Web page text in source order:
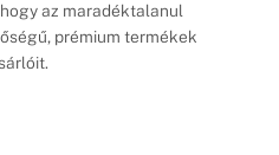
az maradéktalanul
prémium termékek